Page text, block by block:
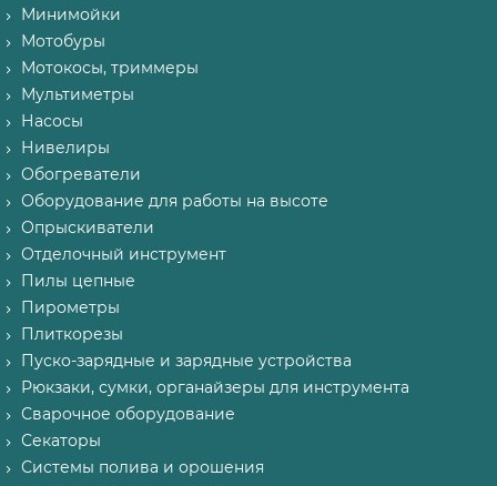
Минимойки
Мотобуры
Мотокосы, триммеры
Мультиметры
Насосы
Нивелиры
Обогреватели
Оборудование для работы на высоте
Опрыскиватели
Отделочный инструмент
Пилы цепные
Пирометры
Плиткорезы
Пуско-зарядные и зарядные устройства
Рюкзаки, сумки, органайзеры для инструмента
Сварочное оборудование
Секаторы
Системы полива и орошения